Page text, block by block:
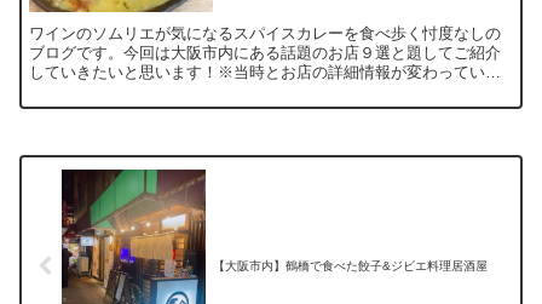
ワインのソムリエが気になるスパイスカレーを食べ歩く忖度なしの
ブログです。今回は大阪市内にある話題のお店９選と題してご紹介
していきたいと思います！※当時とお店の詳細情報が変わっている
ン...
【大阪市内】鶴橋で食べた餃子&ジビエ料理居酒屋